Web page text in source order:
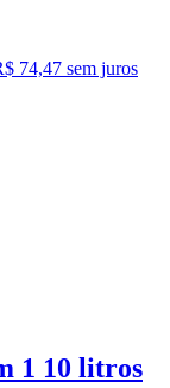
74,47 sem juros
1 10 litros